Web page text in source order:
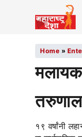
Home »
१९ वर्षांनी